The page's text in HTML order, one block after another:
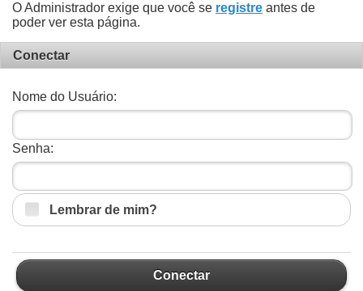
O Administrador exige que você se registre antes de
poder ver esta página.
Conectar
Nome do Usuário:
Senha:
Lembrar de mim?
Conectar